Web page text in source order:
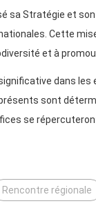
sa Stratégie et
Cette
et à
dans
sont
se
Rencontre régionale